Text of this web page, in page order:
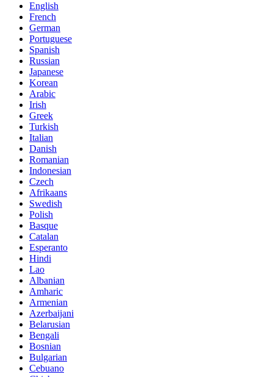
English
French
German
Portuguese
Spanish
Russian
Japanese
Korean
Arabic
Irish
Greek
Turkish
Italian
Danish
Romanian
Indonesian
Czech
Afrikaans
Swedish
Polish
Basque
Catalan
Esperanto
Hindi
Lao
Albanian
Amharic
Armenian
Azerbaijani
Belarusian
Bengali
Bosnian
Bulgarian
Cebuano